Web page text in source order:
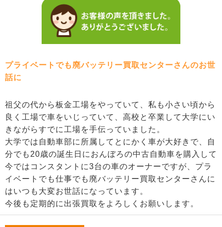
プライベートでも廃バッテリー買取センターさんのお世
話に
祖父の代から板金工場をやっていて、私も小さい頃から
良く工場で車をいじっていて、高校と卒業して大学にい
きながらすでに工場を手伝っていました。
大学では自動車部に所属してとにかく車が大好きで、自
分でも20歳の誕生日におんぼろの中古自動車を購入して
今ではコンスタントに3台の車のオーナーですが、プラ
イベートでも仕事でも廃バッテリー買取センターさんに
はいつも大変お世話になっています。
今後も定期的に出張買取をよろしくお願いします。